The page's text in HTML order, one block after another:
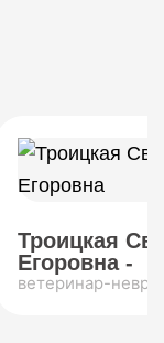
Троицкая
Егоровна -
ветеринар-